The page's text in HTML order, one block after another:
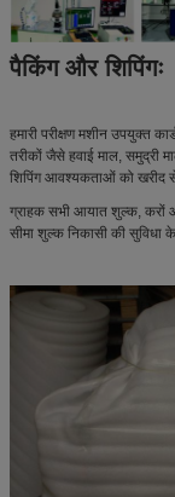
पैकिंग और शिपिंगः
हमारी परीक्षण मशीन उपयुक्त
तरीकों जैसे हवाई माल, समुद्री
शिपिंग आवश्यकताओं को खरीद से
ग्राहक सभी आयात शुल्क, करों
सीमा शुल्क निकासी की सुविधा